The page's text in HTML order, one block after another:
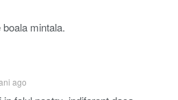
mintala.
ago